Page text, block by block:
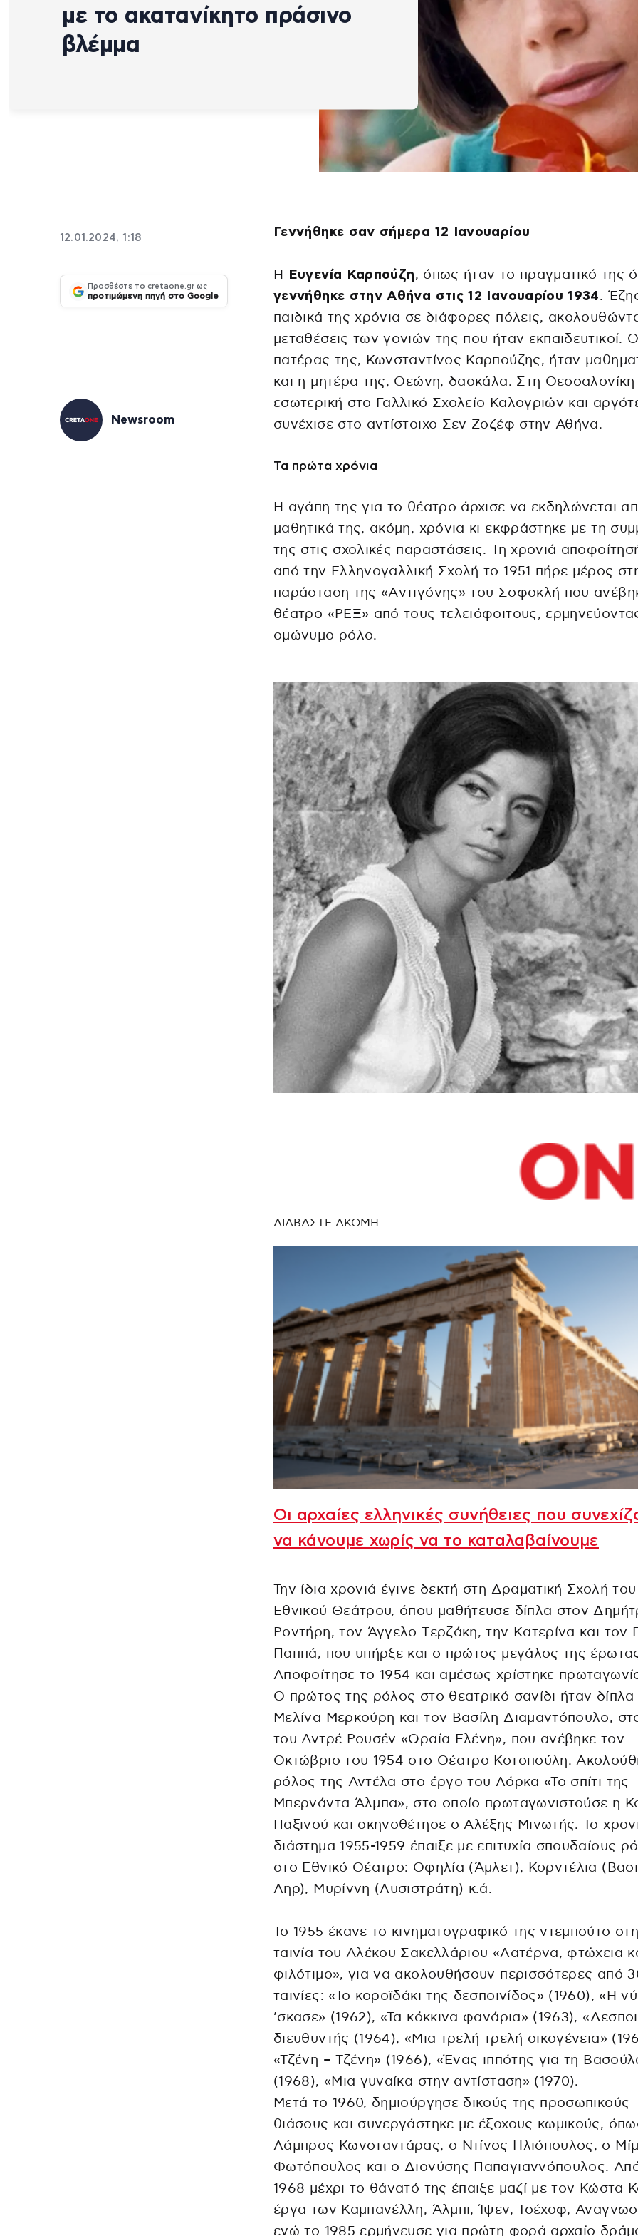
με το ακατανίκητο πράσινο
βλέμμα
12.01.2024, 1:18
Προσθέστε το cretaone.gr ως
προτιμώμενη πηγή στο Google
Newsroom
Γεννήθηκε σαν σήμερα 12 Ιανουαρίου
Η Ευγενία Καρπούζη, όπως ήταν το πραγματικό της
γεννήθηκε στην Αθήνα στις 12 Ιανουαρίου 1934.
παιδικά της χρόνια σε διάφορες πόλεις,
μεταθέσεις των γονιών της που ήταν εκπαιδευτικοί.
πατέρας της, Κωνσταντίνος Καρπούζης, ήταν
και η μητέρα της, Θεώνη, δασκάλα. Στη Θεσσαλονίκη
εσωτερική στο Γαλλικό Σχολείο Καλογριών και
συνέχισε στο αντίστοιχο Σεν Ζοζέφ στην Αθήνα.
Τα πρώτα χρόνια
H αγάπη της για το θέατρο άρχισε να εκδηλώνεται
μαθητικά της, ακόμη, χρόνια κι εκφράστηκε με τη
της στις σχολικές παραστάσεις. Τη χρονιά
από την Ελληνογαλλική Σχολή το 1951 πήρε μέρος
παράσταση της «Aντιγόνης» του Σοφοκλή που
θέατρο «ΡΕΞ» από τους τελειόφοιτους,
ομώνυμο ρόλο.
ΔΙΑΒΑΣΤΕ ΑΚΟΜΗ
Οι αρχαίες ελληνικές συνήθειες που
να κάνουμε χωρίς να το καταλαβαίνουμε
Την ίδια χρονιά έγινε δεκτή στη Δραματική Σχολή του
Εθνικού Θεάτρου, όπου μαθήτευσε δίπλα στον
Pοντήρη, τον Άγγελο Tερζάκη, την Kατερίνα και τον
Παππά, που υπήρξε και ο πρώτος μεγάλος της
Αποφοίτησε το 1954 και αμέσως χρίστηκε
Ο πρώτος της ρόλος στο θεατρικό σανίδι ήταν δίπλα
Μελίνα Μερκούρη και τον Βασίλη Διαμαντόπουλο,
του Αντρέ Ρουσέν «Ωραία Ελένη», που ανέβηκε τον
Οκτώβριο του 1954 στο Θέατρο Κοτοπούλη.
ρόλος της Αντέλα στο έργο του Λόρκα «Το σπίτι της
Μπερνάντα Άλμπα», στο οποίο πρωταγωνιστούσε η
Παξινού και σκηνοθέτησε ο Αλέξης Μινωτής. Το
διάστημα 1955-1959 έπαιξε με επιτυχία σπουδαίους
στο Εθνικό Θέατρο: Οφηλία (Άμλετ), Κορντέλια
Ληρ), Μυρίννη (Λυσιστράτη) κ.ά.
Το 1955 έκανε το κινηματογραφικό της ντεμπούτο
ταινία του Αλέκου Σακελλάριου «Λατέρνα, φτώχεια
φιλότιμο», για να ακολουθήσουν περισσότερες από
ταινίες: «Το κοροϊδάκι της δεσποινίδος» (1960), «Η
’σκασε» (1962), «Τα κόκκινα φανάρια» (1963),
διευθυντής (1964), «Μια τρελή τρελή οικογένεια»
«Τζένη – Τζένη» (1966), «Ένας ιππότης για τη
(1968), «Μια γυναίκα στην αντίσταση» (1970).
Μετά το 1960, δημιούργησε δικούς της προσωπικούς
θιάσους και συνεργάστηκε με έξοχους κωμικούς,
Λάμπρος Κωνσταντάρας, ο Ντίνος Ηλιόπουλος, ο
Φωτόπουλος και ο Διονύσης Παπαγιαννόπουλος.
1968 μέχρι το θάνατό της έπαιξε μαζί με τον Κώστα
έργα των Καμπανέλλη, Άλμπι, Ίψεν, Τσέχοφ,
ενώ το 1985 ερμήνευσε για πρώτη φορά αρχαίο